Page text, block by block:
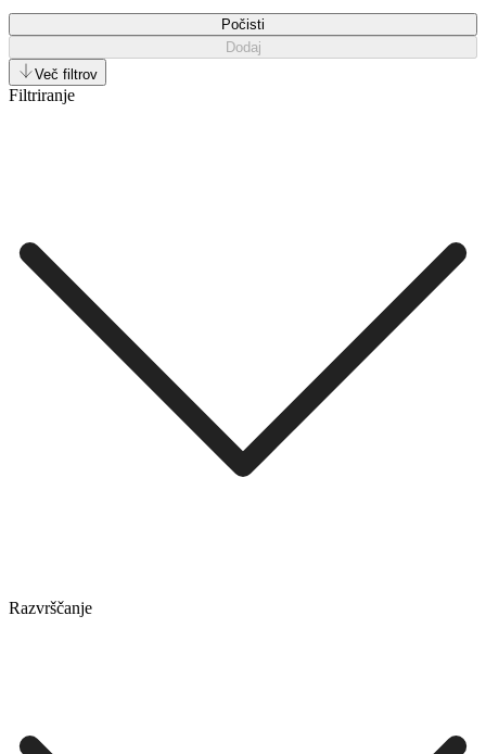
Počisti
Dodaj
Več filtrov
Filtriranje
Razvrščanje